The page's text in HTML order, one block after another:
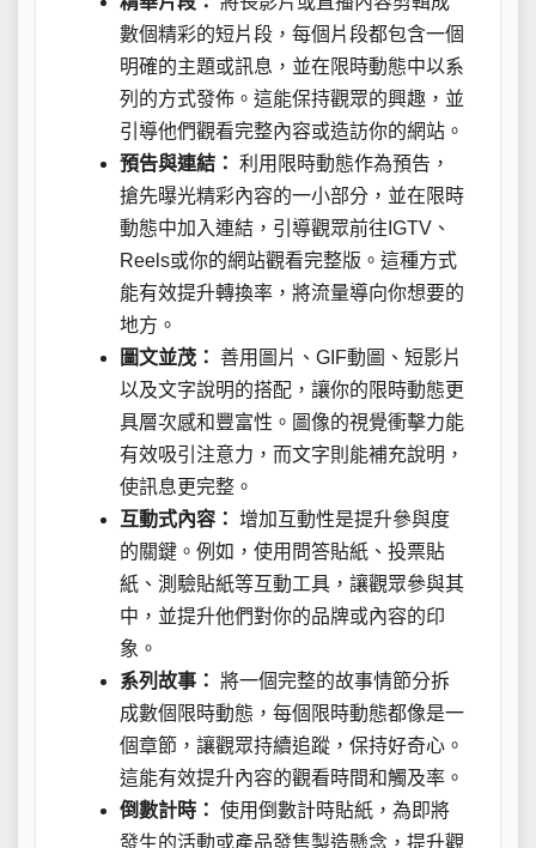
數個精彩的短片段，每個片段都包含一個
明確的主題或訊息，並在限時動態中以系
列的方式發佈。這能保持觀眾的興趣，並
引導他們觀看完整內容或造訪你的網站。
預告與連結： 利用限時動態作為預告，
搶先曝光精彩內容的一小部分，並在限時
動態中加入連結，引導觀眾前往IGTV、
Reels或你的網站觀看完整版。這種方式
能有效提升轉換率，將流量導向你想要的
地方。
圖文並茂： 善用圖片、GIF動圖、短影片
以及文字說明的搭配，讓你的限時動態更
具層次感和豐富性。圖像的視覺衝擊力能
有效吸引注意力，而文字則能補充說明，
使訊息更完整。
互動式內容： 增加互動性是提升參與度
的關鍵。例如，使用問答貼紙、投票貼
紙、測驗貼紙等互動工具，讓觀眾參與其
中，並提升他們對你的品牌或內容的印
象。
系列故事： 將一個完整的故事情節分拆
成數個限時動態，每個限時動態都像是一
個章節，讓觀眾持續追蹤，保持好奇心。
這能有效提升內容的觀看時間和觸及率。
倒數計時： 使用倒數計時貼紙，為即將
發生的活動或產品發售製造懸念，提升觀